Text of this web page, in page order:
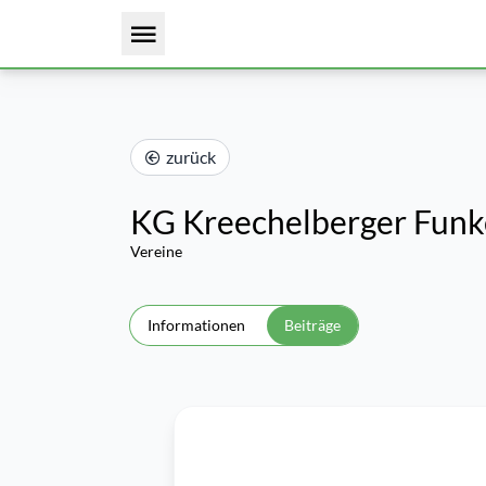
zurück
KG Kreechelberger
Vereine
Informationen Beiträge